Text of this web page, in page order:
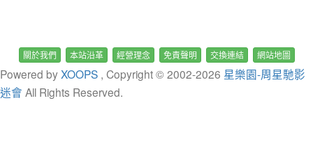
關於我們 本站沿革 經營理念 免責聲明 交換連結 網站地圖
Powered byXOOPS , Copyright © 2002-2026 星樂園-周星馳影
迷會 All Rights Reserved.